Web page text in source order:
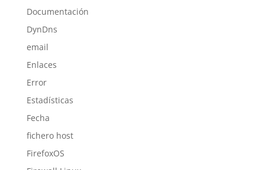
Documentación
DynDns
email
Enlaces
Error
Estadísticas
Fecha
fichero host
FirefoxOS